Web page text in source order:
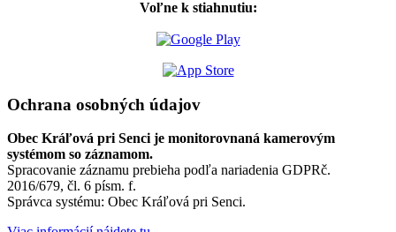
Voľne k stiahnutiu:
Ochrana osobných údajov
Obec Kráľová pri Senci je monitorovnaná kamerovým
systémom so záznamom.
Spracovanie záznamu prebieha podľa nariadenia GDPRč.
2016/679, čl. 6 písm. f.
Správca systému: Obec Kráľová pri Senci.